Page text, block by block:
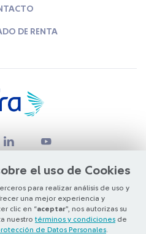
el uso de Cookies
para realizar análisis de uso y
una mejor experiencia y
clic en “aceptar”, nos autorizas su
nuestro términos y condiciones de
de Datos Personales
DE RENTA
SURA 2026